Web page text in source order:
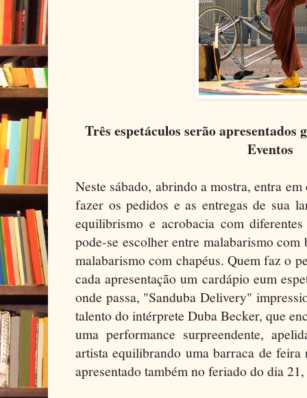
Três espetáculos serão
Eventos
Neste sábado, abrindo a mostra, entra
fazer os pedidos e as entregas de sua
equilibrismo e acrobacia com
pode-se escolher entre malabarismo com
malabarismo com chapéus. Quem faz o
cada apresentação um cardápio eum
onde passa, "Sanduba Delivery"
talento do intérprete Duba Becker, que
uma performance surpreendente,
artista equilibrando uma barraca de
apresentado também no feriado do dia